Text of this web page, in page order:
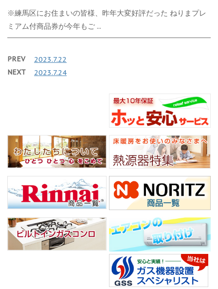
※練馬区にお住まいの皆様、昨年大変好評だった ねりまプレ
ミアム付商品券が今年もご ...
PREV 2023.7.22
NEXT 2023.7.24